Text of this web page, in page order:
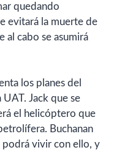
quedando
evitará la muerte de
al cabo se asumirá
los planes del
Jack que se
el helicóptero que
Buchanan
podrá vivir con ello, y